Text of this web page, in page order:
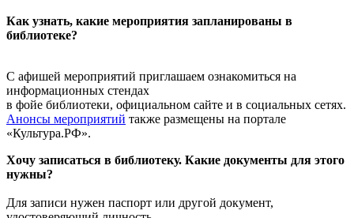
Как узнать, какие мероприятия запланированы в
библиотеке?
С афишей мероприятий приглашаем ознакомиться на
информационных стендах
в фойе библиотеки, официальном сайте и в социальных сетях.
Анонсы мероприятий также размещены на портале
«Культура.РФ».
Хочу записаться в библиотеку. Какие документы для этого
нужны?
Для записи нужен паспорт или другой документ,